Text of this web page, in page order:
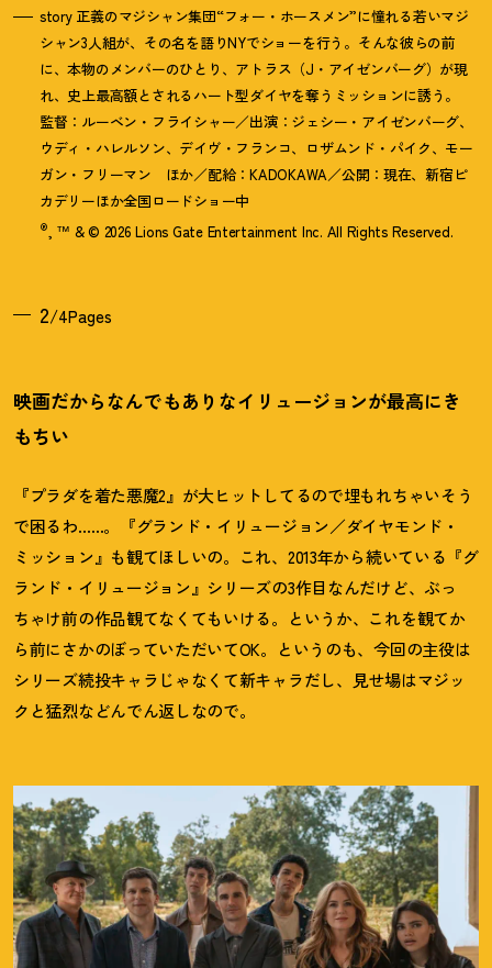
story 正義のマジシャン集団“フォー・ホースメン”に憧れる若いマジ
シャン3人組が、その名を語りNYでショーを行う。そんな彼らの前
に、本物のメンバーのひとり、アトラス（J・アイゼンバーグ）が現
れ、史上最高額とされるハート型ダイヤを奪うミッションに誘う。
監督：ルーベン・フライシャー／出演：ジェシー・アイゼンバーグ、
ウディ・ハレルソン、デイヴ・フランコ、ロザムンド・パイク、モー
ガン・フリーマン ほか／配給：KADOKAWA／公開：現在、新宿ピ
カデリーほか全国ロードショー中
®, ™ & © 2026 Lions Gate Entertainment Inc. All Rights Reserved.
2/4Pages
映画だからなんでもありなイリュージョンが最高にき
もちい
『プラダを着た悪魔2』が大ヒットしてるので埋もれちゃいそう
で困るわ……。『グランド・イリュージョン／ダイヤモンド・
ミッション』も観てほしいの。これ、2013年から続いている『グ
ランド・イリュージョン』シリーズの3作目なんだけど、ぶっ
ちゃけ前の作品観てなくてもいける。というか、これを観てか
ら前にさかのぼっていただいてOK。というのも、今回の主役は
シリーズ続投キャラじゃなくて新キャラだし、見せ場はマジッ
クと猛烈などんでん返しなので。